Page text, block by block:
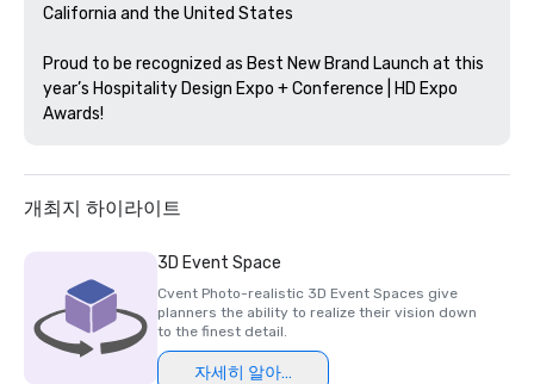
California and the United States
Proud to be recognized as Best New Brand Launch at this
year’s Hospitality Design Expo + Conference | HD Expo
Awards!
개최지 하이라이트
3D Event Space
Cvent Photo-realistic 3D Event Spaces give
planners the ability to realize their vision down
to the finest detail.
자세히 알아보기